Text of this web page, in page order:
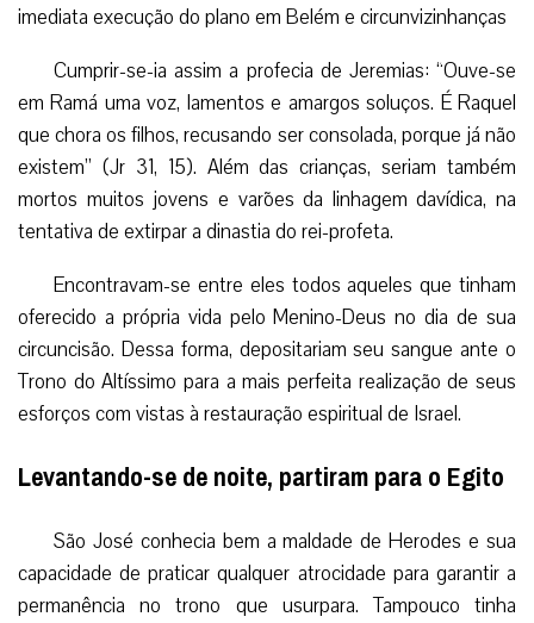
imediata execução do plano em Belém e circunvizinhanças
Cumprir-se-ia assim a profecia de Jeremias: “Ouve-se
em Ramá uma voz, lamentos e amargos soluços. É Raquel
que chora os filhos, recusando ser consolada, porque já não
existem” (Jr 31, 15). Além das crianças, seriam também
mortos muitos jovens e varões da linhagem davídica, na
tentativa de extirpar a dinastia do rei-profeta.
Encontravam-se entre eles todos aqueles que tinham
oferecido a própria vida pelo Menino-Deus no dia de sua
circuncisão. Dessa forma, depositariam seu sangue ante o
Trono do Altíssimo para a mais perfeita realização de seus
esforços com vistas à restauração espiritual de Israel.
Levantando-se de noite, partiram para o Egito
São José conhecia bem a maldade de Herodes e sua
capacidade de praticar qualquer atrocidade para garantir a
permanência no trono que usurpara. Tampouco tinha